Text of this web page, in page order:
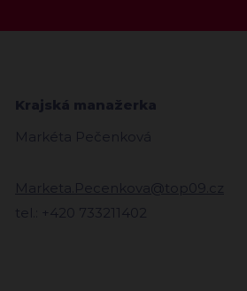
Krajská manažerka
Markéta Pečenková
Marketa.Pecenkova@top09.cz
tel.: +420 733211402